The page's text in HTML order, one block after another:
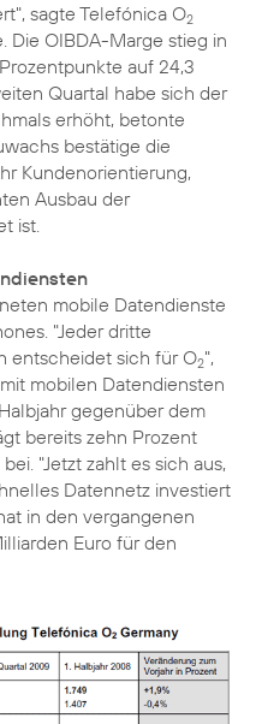
sagte Telefónica O2
Die OIBDA-Marge stieg in
auf 24,3
Quartal habe sich der
erhöht, betonte
bestätige die
Kundenorientierung,
Ausbau der
ist.
mobile Datendienste
"Jeder dritte
entscheidet sich für O2",
mobilen Datendiensten
gegenüber dem
bereits zehn Prozent
"Jetzt zahlt es sich aus,
Datennetz investiert
in den vergangenen
Euro für den